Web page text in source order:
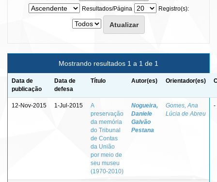
Resultados/Página
Registro(s):
Mostrando resultados 1 a 1 de 1
Data de
publicação
Data de
defesa
Título Autor(es) Orientador(es)
12-Nov-2015 1-Jul-2015
A
preservação
da memória
do Tribunal
de Contas
da União
por meio de
seu museu
(1970-2010)
Nogueira,
Daniele
Galvão
Pestana
Gomes, Ana
Lúcia de Abreu
-